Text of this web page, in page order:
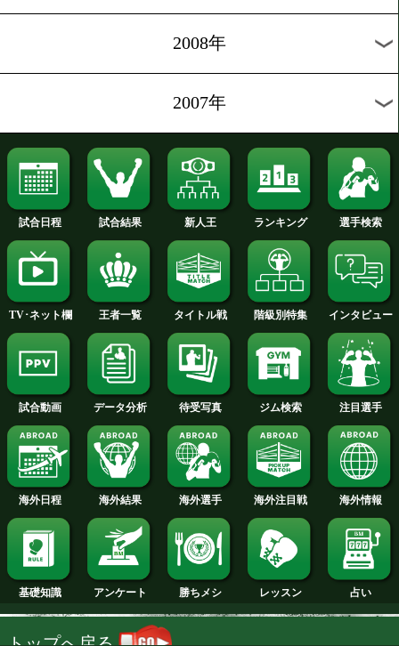
2017年
2015年
2014年
2013年
2012年
2011年
2010年